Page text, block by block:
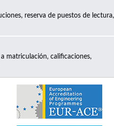
reserva de puestos de lectura,
matriculación, calificaciones,